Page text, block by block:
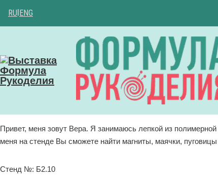
RU ENG
Привет, меня зовут Вера. Я занимаюсь лепкой из
меня на стенде Вы сможете найти магниты, маячки,
Стенд №: Б2.10